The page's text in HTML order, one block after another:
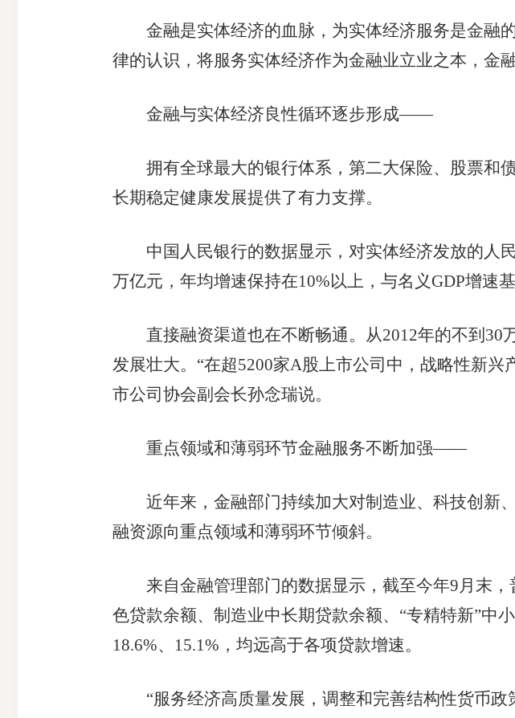
金融是实体经济的血脉，为实体经济服务是金融
律的认识，将服务实体经济作为金融业立业之本，金
金融与实体经济良性循环逐步形成——
拥有全球最大的银行体系，第二大保险、股票和
长期稳定健康发展提供了有力支撑。
中国人民银行的数据显示，对实体经济发放的人民
万亿元，年均增速保持在10%以上，与名义GDP增速基
直接融资渠道也在不断畅通。从2012年的不到30
发展壮大。“在超5200家A股上市公司中，战略性新
市公司协会副会长孙念瑞说。
重点领域和薄弱环节金融服务不断加强——
近年来，金融部门持续加大对制造业、科技创新
融资源向重点领域和薄弱环节倾斜。
来自金融管理部门的数据显示，截至今年9月末，
色贷款余额、制造业中长期贷款余额、“专精特新”中
18.6%、15.1%，均远高于各项贷款增速。
“服务经济高质量发展，调整和完善结构性货币政